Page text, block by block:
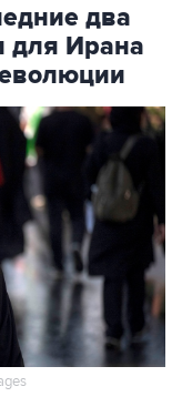
два
для Ирана